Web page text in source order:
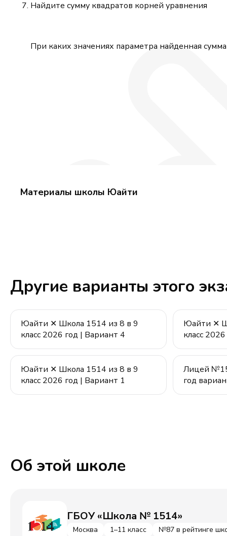
Найдите сумму квадратов корней уравнения
При каких значениях параметра найденная
Материалы школы Юайти
Другие варианты этого
Юайти ✕ Школа 1514 из 8 в 9
класс 2026 год | Вариант 4
Юайти ✕
класс
Юайти ✕ Школа 1514 из 8 в 9
класс 2026 год | Вариант 1
Лицей
год
Об этой школе
ГБОУ «Школа № 1514»
Москва 1–11 класс №87 в рейтинге